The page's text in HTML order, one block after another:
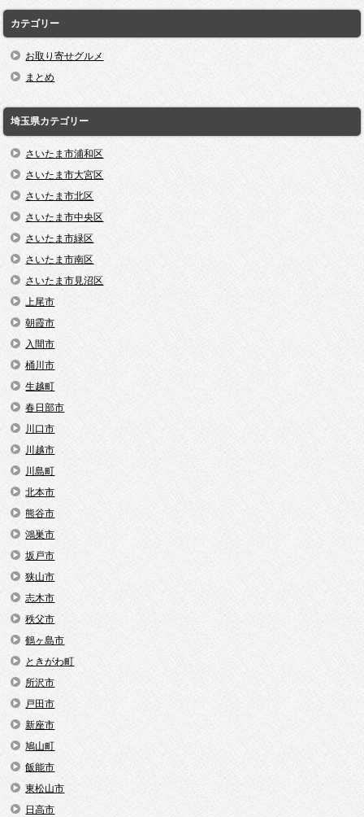
カテゴリー
お取り寄せグルメ
まとめ
埼玉県カテゴリー
さいたま市浦和区
さいたま市大宮区
さいたま市北区
さいたま市中央区
さいたま市緑区
さいたま市南区
さいたま市見沼区
上尾市
朝霞市
入間市
桶川市
生越町
春日部市
川口市
川越市
川島町
北本市
熊谷市
鴻巣市
坂戸市
狭山市
志木市
秩父市
鶴ヶ島市
ときがわ町
所沢市
戸田市
新座市
鳩山町
飯能市
東松山市
日高市